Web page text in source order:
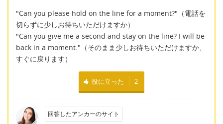
"Can you please hold on the line for a moment?"（電話を
切らずに少しお待ちいただけますか）
"Can you give me a second and stay on the line? I will be
back in a moment."（そのまま少しお待ちいただけますか、
すぐに戻ります）
役に立った 2
回答したアンカーのサイト